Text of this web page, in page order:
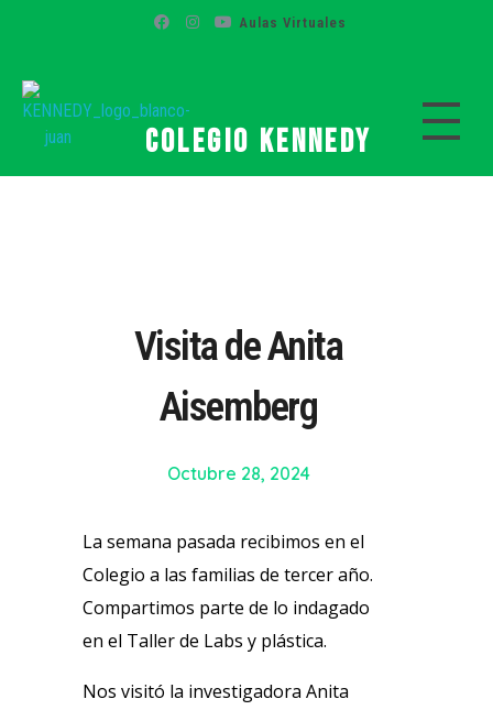
Aulas Virtuales
Colegio Kennedy
Visita de Anita
Aisemberg
Octubre 28, 2024
La semana pasada recibimos en el
Colegio a las familias de tercer año.
Compartimos parte de lo indagado
en el Taller de Labs y plástica.
Nos visitó la investigadora Anita